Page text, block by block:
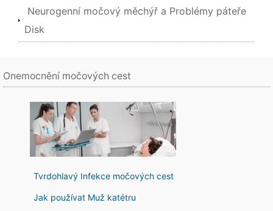
Neurogenní močový měchýř a Problémy páteře
Disk
Onemocnění močových cest
Tvrdohlavý Infekce močových cest
Jak používat Muž katétru